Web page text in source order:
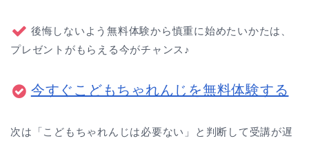
後悔しないよう無料体験から慎重に始めたいかたは、
プレゼントがもらえる今がチャンス♪
今すぐこどもちゃれんじを無料体験する
次は「こどもちゃれんじは必要ない」と判断して受講が遅